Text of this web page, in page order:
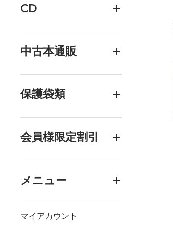
CD
中古本通販
保護袋類
会員様限定割引
メニュー
マイアカウント